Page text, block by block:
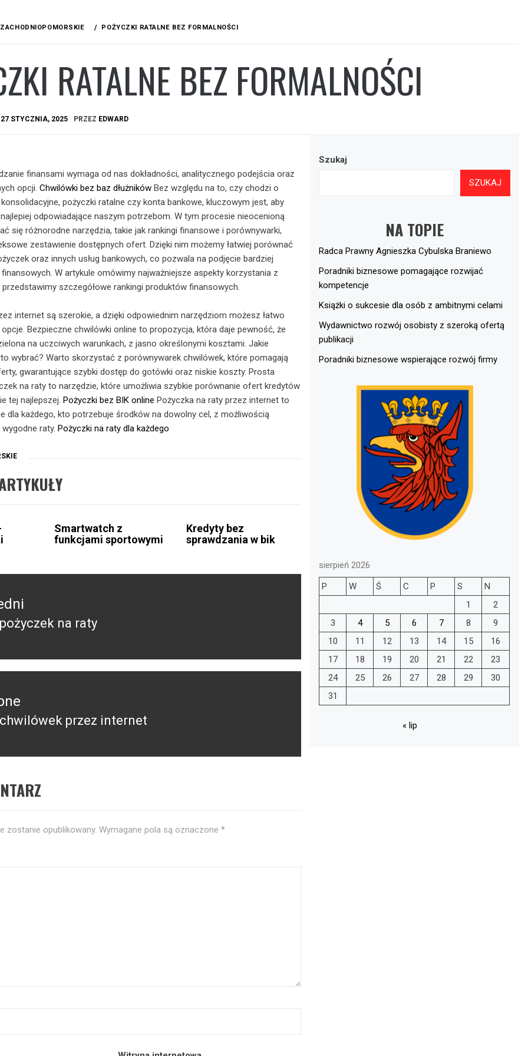
ZACHODNIOPOMORSKIE POŻYCZKI RATALNE BEZ FORMALNOŚCI
RATALNE BEZ FORMALNOŚCI
27 STYCZNIA, 2025 PRZEZ EDWARD
finansami wymaga od nas dokładności, analitycznego podejścia oraz
opcji. Chwilówki bez baz dłużników Bez względu na to, czy chodzi o
pożyczki ratalne czy konta bankowe, kluczowym jest, aby
odpowiadające naszym potrzebom. W tym procesie nieocenioną
się różnorodne narzędzia, takie jak rankingi finansowe i porównywarki,
zestawienie dostępnych ofert. Dzięki nim możemy łatwiej porównać
oraz innych usług bankowych, co pozwala na podjęcie bardziej
W artykule omówimy najważniejsze aspekty korzystania z
szczegółowe rankingi produktów finansowych.
internet są szerokie, a dzięki odpowiednim narzędziom możesz łatwo
Bezpieczne chwilówki online to propozycja, która daje pewność, że
na uczciwych warunkach, z jasno określonymi kosztami. Jakie
wybrać? Warto skorzystać z porównywarek chwilówek, które pomagają
gwarantujące szybki dostęp do gotówki oraz niskie koszty. Prosta
na raty to narzędzie, które umożliwia szybkie porównanie ofert kredytów
tej najlepszej. Pożyczki bez BIK online Pożyczka na raty przez internet to
dla każdego, kto potrzebuje środków na dowolny cel, z możliwością
wygodne raty. Pożyczki na raty dla każdego
Smartwatch z
funkcjami sportowymi
Kredyty bez
sprawdzania w bik
na raty
przez internet
zostanie opublikowany. Wymagane pola są oznaczone *
Szukaj
SZUKAJ
NA TOPIE
Radca Prawny Agnieszka Cybulska Braniewo
Poradniki biznesowe pomagające rozwijać
kompetencje
Książki o sukcesie dla osób z ambitnymi celami
Wydawnictwo rozwój osobisty z szeroką ofertą
publikacji
Poradniki biznesowe wspierające rozwój firmy
sierpień 2026
P
W Ś C P S
N
1
2
3
4 5 6 7 8
9
10
11 12 13 14 15
16
17
18 19 20 21 22
23
24
25 26 27 28 29
30
31
« lip